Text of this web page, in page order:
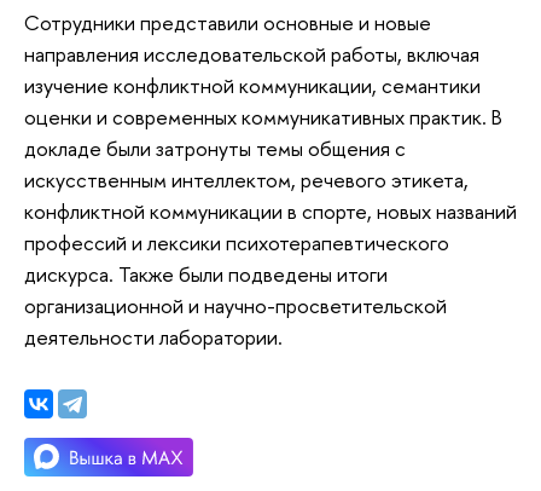
Сотрудники представили основные и новые
направления исследовательской работы, включая
изучение конфликтной коммуникации, семантики
оценки и современных коммуникативных практик. В
докладе были затронуты темы общения с
искусственным интеллектом, речевого этикета,
конфликтной коммуникации в спорте, новых названий
профессий и лексики психотерапевтического
дискурса. Также были подведены итоги
организационной и научно-просветительской
деятельности лаборатории.